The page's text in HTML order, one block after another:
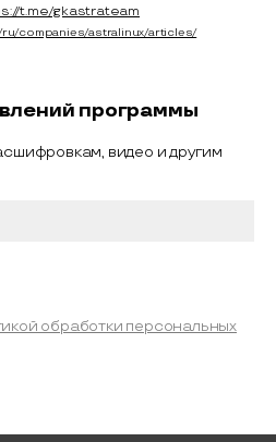
t.me/gkastrateam
ru/companies/astralinux/articles/
программы
видео и другим
обработки персональных